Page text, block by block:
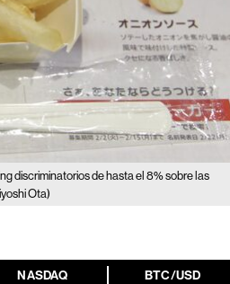
discriminatorios de hasta el 8% sobre las
Ota)
NASDAQ BTC/USD